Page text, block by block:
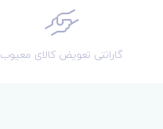
گارانتی تعویض کالای معیوب